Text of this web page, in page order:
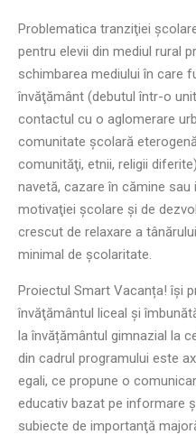
Problematica tranziţiei
pentru elevii din mediul rural
schimbarea mediului în care
învăţământ (debutul într-o
contactul cu o aglomerare
comunitate şcolară
comunităţi, etnii, religii
navetă, cazare în cămine
motivaţiei şcolare şi de
crescut de relaxare a
minimal de şcolaritate.
Proiectul Smart Vacanța! își
învăţământul liceal și
la învățământul gimnazial la
din cadrul programului este
egali, ce propune o
educativ bazat pe informare
subiecte de importanţă